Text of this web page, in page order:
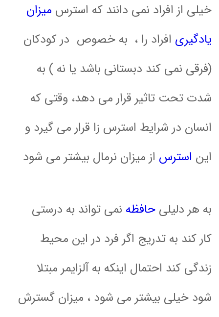
خیلی از افراد نمی دانند که استرس میزان
یادگیری افراد را ، به خصوص در کودکان
(فرقی نمی کند دبستانی باشد یا نه ) به
شدت تحت تاثیر قرار می دهد، وقتی که
انسان در شرایط استرس زا قرار می گیرد و
این استرس از میزان نرمال بیشتر می شود
به هر دلیلی حافظه نمی تواند به درستی
کار کند به تدریج اگر فرد در این محیط
زندگی کند احتمال اینکه به آلزایمر مبتلا
شود خیلی بیشتر می شود ، میزان گسترش